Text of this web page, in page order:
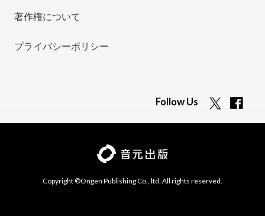
著作権について
プライバシーポリシー
Follow Us
Copyright ©Ongen Publishing Co., ltd. All rights reserved.